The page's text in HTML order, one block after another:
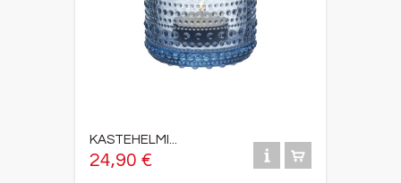
KASTEHELMI...
24,90 €